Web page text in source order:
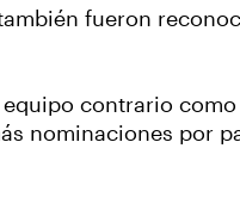
fueron
contrario
nominaciones por